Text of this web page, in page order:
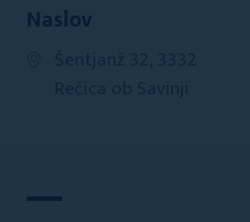
Naslov